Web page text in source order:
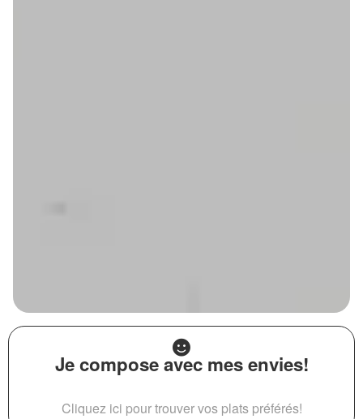
Je compose avec mes envies!
Cliquez ici pour trouver vos plats préférés!